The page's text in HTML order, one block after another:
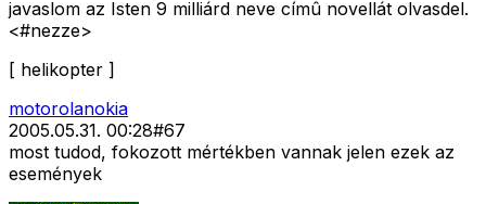
javaslom az Isten 9 milliárd neve címû novellát olvasdel.
<#nezze>
[ helikopter ]
motorolanokia
2005.05.31. 00:28#67
most tudod, fokozott mértékben vannak jelen ezek az
események